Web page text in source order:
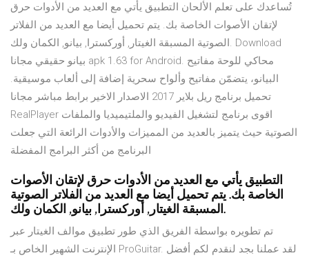
تُساعدك على تعلم الألحان التطبيق يأتي مع العديد من الأدوات حرق
لإتقان الأصوات الخاصة بك. يتم تحميل أيضا مع العديد من الفلاتر
الصوتية المسبقة الغيتار, أوركسترا, بيانو, الكمان ولك. Download
بيانو حقيقي مجانا apk 1.63 for Android. محاكي للوحة مفاتيح
البيانو، يتضمّن مفاتيح وألواح سحرية إضافة إلى ألعاب موسيقية.
تحميل برنامج ريل بلاير 2017 الاصدار الاخير برابط مباشر مجانا
RealPlayer اقوى برنامج لتشغيل الفيديو والملتيميديا والملفات
الصوتية حيث يتميز بالعديد من المميزات والأدوات الرائعة التي جعلت
البرنامج من أكثر البرامج المفضلة
التطبيق يأتي مع العديد من الأدوات حرق لإتقان الأصوات
الخاصة بك. يتم تحميل أيضا مع العديد من الفلاتر الصوتية
المسبقة الغيتار, أوركسترا, بيانو, الكمان ولك.
تم تطويره بواسطة الفريق الذي طور تطبيق موالف الغيتار عبر
الإنترنت الشهير الخاص بـ ProGuitar. لقد عملنا بجد لنقدم لكم أفضل